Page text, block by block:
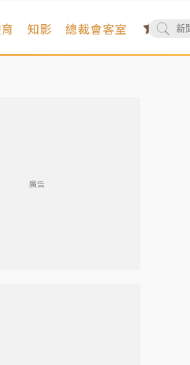
知影 總裁會客室
廣告